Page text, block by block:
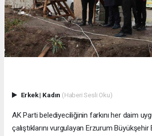
Erkek| Kadın (Haberi Sesli Oku)
AK Parti belediyeciliğinin farkını her daim
çalıştıklarını vurgulayan Erzurum Büyükşehir